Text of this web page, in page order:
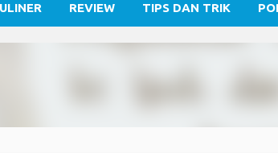
REVIEW TIPS DAN TRIK